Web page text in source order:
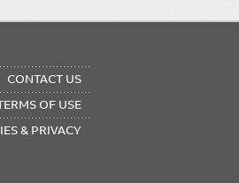
CONTACT US
OF USE
& PRIVACY